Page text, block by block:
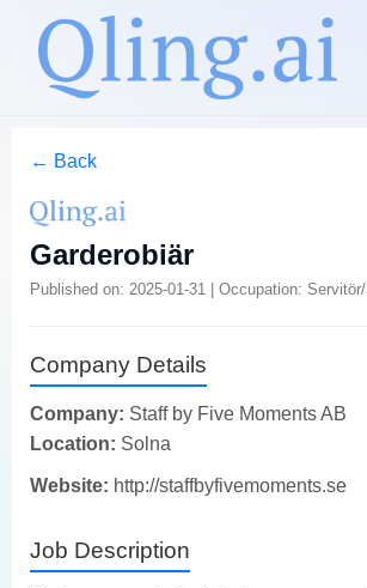
← Back
Garderobiär
Published on: 2025-01-31 | Occupation:
Company Details
Company: Staff by Five Moments AB
Location: Solna
Website: http://staffbyfivemoments.se
Job Description